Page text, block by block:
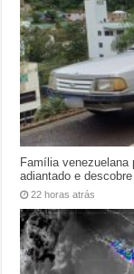
Família venezuelana
adiantado e
22 horas atrás